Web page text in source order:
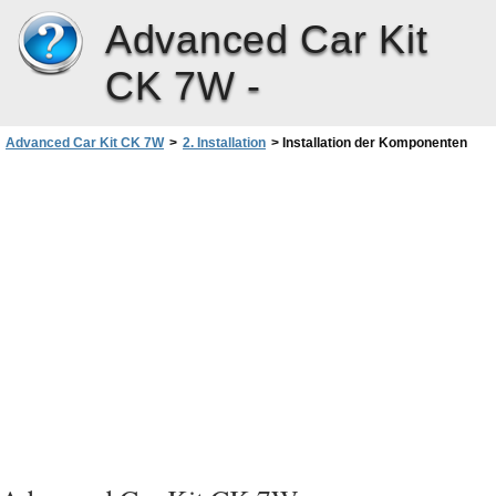
Advanced Car Kit
CK 7W -
Advanced Car Kit CK 7W > 2. Installation > Installation der Komponenten